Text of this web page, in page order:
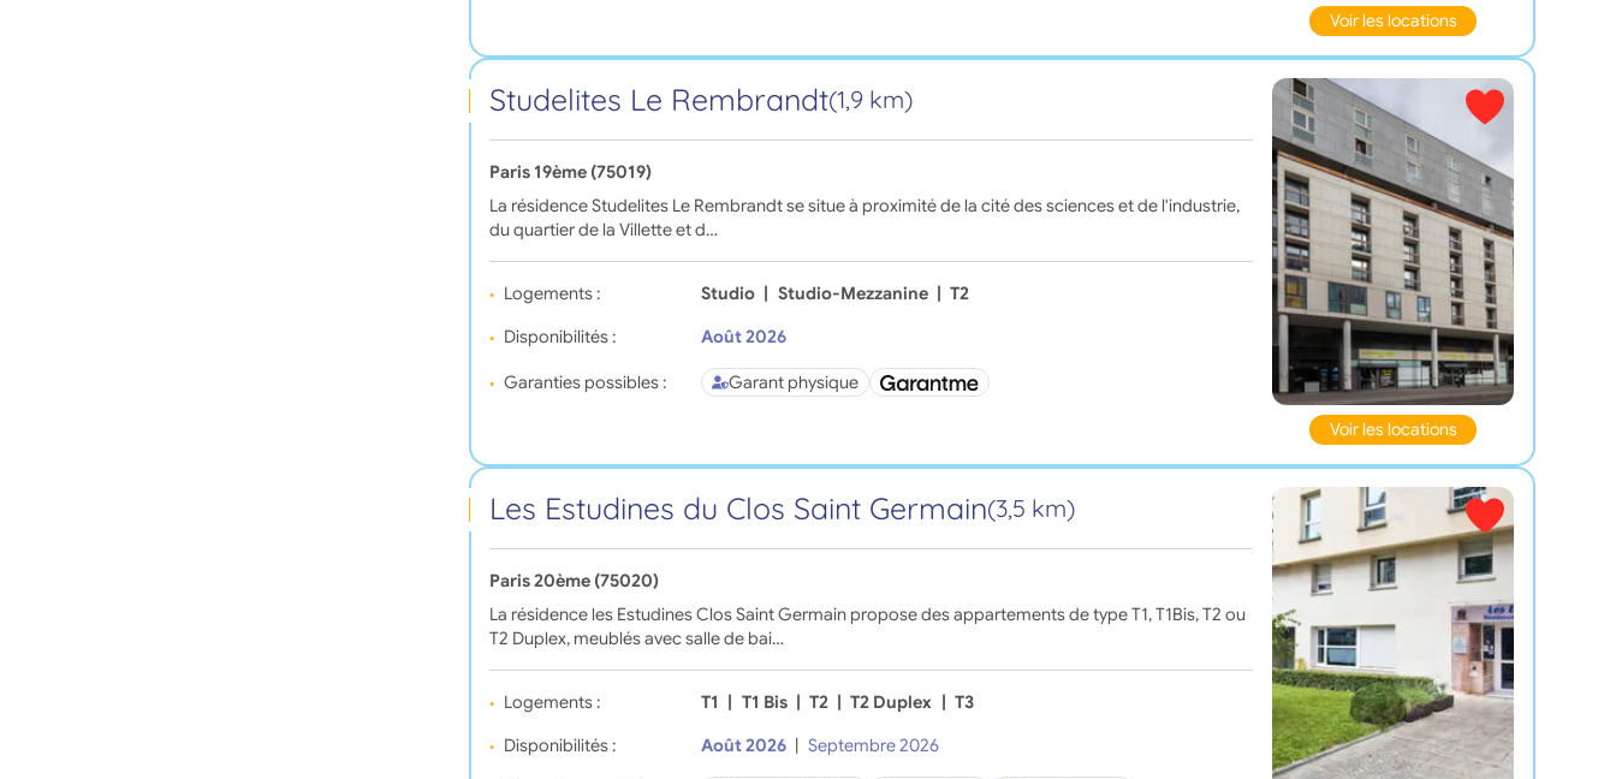
Voir les locations
Studelites Le Rembrandt(1,9 km)
Paris 19ème (75019)
La résidence Studelites Le Rembrandt se situe à proximité de la cité des sciences et de l'industrie,
du quartier de la Villette et d…
Logements : Studio Studio-Mezzanine
T2
Disponibilités :
Août 2026
Garanties possibles : Garant physique
Voir les locations
Les Estudines du Clos Saint Germain(3,5 km)
Paris 20ème (75020)
La résidence les Estudines Clos Saint Germain propose des appartements de type T1, T1Bis, T2 ou
T2 Duplex, meublés avec salle de bai…
Logements : T1 T1 Bis T2 T2 Duplex
T3
Disponibilités :
Août 2026 Septembre 2026